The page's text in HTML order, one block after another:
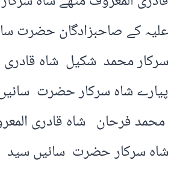
علیہ کے صاحبزادگان حضرت
سرکار محمد شکیل شاہ قادری
پیارے شاہ سرکار حضرت
محمد فرحان شاہ قادری
شاہ سرکار حضرت سائیں